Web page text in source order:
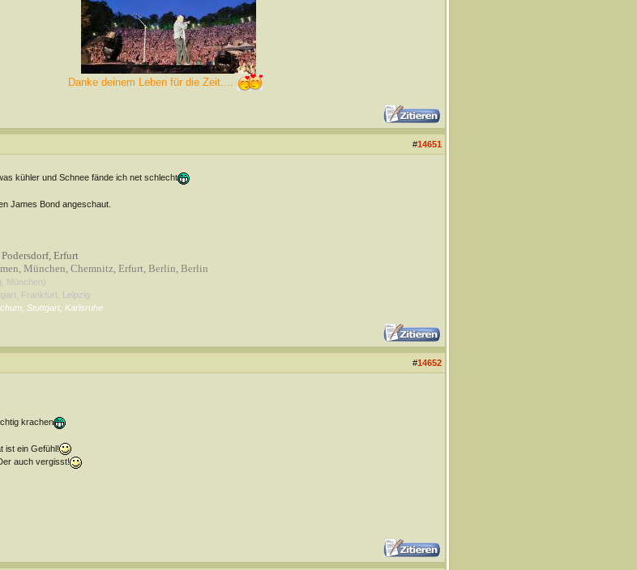
Danke deinem Leben für die Zeit....
#14651
kühler und Schnee fände ich net schlecht
James Bond angeschaut.
Erfurt
München, Chemnitz, Erfurt, Berlin, Berlin
München)
Frankfurt, Leipzig
Stuttgart, Karlsruhe
#14652
krachen
ist ein Gefühl!
auch vergisst!